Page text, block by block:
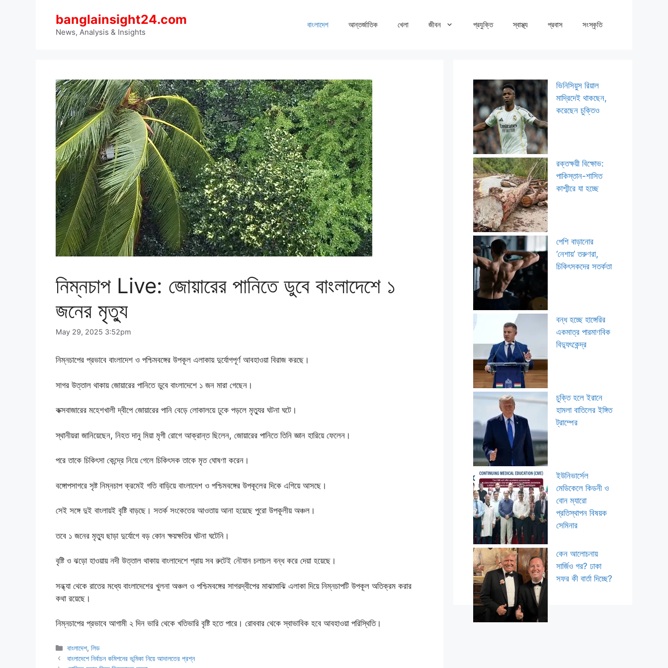
banglainsight24.com
News, Analysis & Insights
বাংলাদেশ আন্তর্জাতিক খেলা জীবন প্রযুক্তি স্বাস্থ্য প্রবাস সংস্কৃতি
নিম্নচাপ Live: জোয়ারের পানিতে ডুবে বাংলাদেশে ১
জনের মৃত্যু
May 29, 2025 3:52pm
নিম্নচাপের প্রভাবে বাংলাদেশ ও পশ্চিমবঙ্গের উপকূল এলাকায় দুর্যোগপূর্ণ আবহাওয়া বিরাজ করছে।
সাগর উত্তাল থাকায় জোয়ারের পানিতে ডুবে বাংলাদেশে ১ জন মারা গেছেন।
কক্সবাজারের মহেশখালী দ্বীপে জোয়ারের পানি বেড়ে লোকালয়ে ঢুকে পড়লে মৃত্যুর ঘটনা ঘটে।
স্থানীয়রা জানিয়েছেন, নিহত দানু মিয়া মৃগী রোগে আক্রান্ত ছিলেন, জোয়ারের পানিতে তিনি জ্ঞান হারিয়ে ফেলেন।
পরে তাকে চিকিৎসা কেন্দ্রে নিয়ে গেলে চিকিৎসক তাকে মৃত ঘোষণা করেন।
বঙ্গোপসাগরে সৃষ্ট নিম্নচাপ ক্রমেই গতি বাড়িয়ে বাংলাদেশ ও পশ্চিমবঙ্গের উপকূলের দিকে এগিয়ে আসছে।
সেই সঙ্গে দুই বাংলায়ই বৃষ্টি বাড়ছে। সতর্ক সংকেতের আওতায় আনা হয়েছে পুরো উপকূলীয় অঞ্চল।
তবে ১ জনের মৃত্যু ছাড়া দুর্যোগে বড় কোন ক্ষয়ক্ষতির ঘটনা ঘটেনি।
বৃষ্টি ও ঝড়ো হাওয়ায় নদী উত্তাল থাকায় বাংলাদেশে প্রায় সব রুটেই নৌযান চলাচল বন্ধ করে দেয়া হয়েছে।
সন্ধ্যা থেকে রাতের মধ্যে বাংলাদেশের খুলনা অঞ্চল ও পশ্চিমবঙ্গের সাগরদ্বীপের মাঝামাঝি এলাকা দিয়ে নিম্নচাপটি উপকূল অতিক্রম করার
কথা রয়েছে।
নিম্নচাপের প্রভাবে আগামী ২ দিন ভারি থেকে খতিভারি বৃষ্টি হতে পারে। রোববার থেকে স্বাভাবিক হবে আবহাওয়া পরিস্থিতি।
Categories
বাংলাদেশ,লিড
বাংলাদেশে নির্বাচন কমিশনের ভূমিকা নিয়ে আদালতের প্রশ্ন
ভিনিসিয়ুস রিয়াল
মাদ্রিদেই থাকছেন,
করেছেন চুক্তিও
রক্তক্ষয়ী বিক্ষোভ:
পাকিস্তান-শাসিত
কাশ্মীরে যা হচ্ছে
পেশি বাড়ানোর
‘নেশায়’ তরুণরা,
চিকিৎসকদের সতর্কতা
বন্ধ হচ্ছে হাঙ্গেরির
একমাত্র পারমাণবিক
বিদ্যুৎকেন্দ্র
চুক্তি হলে ইরানে
হামলা বাতিলের ইঙ্গিত
ট্রাম্পের
ইউনিভার্সেল
মেডিকেলে কিডনী ও
বোন ম্যারো
প্রতিস্থাপন বিষয়ক
সেমিনার
কেন আলোচনায়
সার্জিও গর? ঢাকা
সফর কী বার্তা দিচ্ছে?